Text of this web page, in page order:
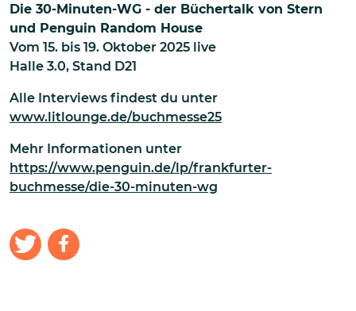
Die 30-Minuten-WG - der Büchertalk von Stern
und Penguin Random House
Vom 15. bis 19. Oktober 2025 live
Halle 3.0, Stand D21
Alle Interviews findest du unter
www.litlounge.de/buchmesse25
Mehr Informationen unter
https://www.penguin.de/lp/frankfurter-
buchmesse/die-30-minuten-wg